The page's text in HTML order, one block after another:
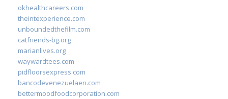
okhealthcareers.com
theintexperience.com
unboundedthefilm.com
catfriends-bg.org
marianlives.org
waywardtees.com
pidfloorsexpress.com
bancodevenezuelaen.com
bettermoodfoodcorporation.com